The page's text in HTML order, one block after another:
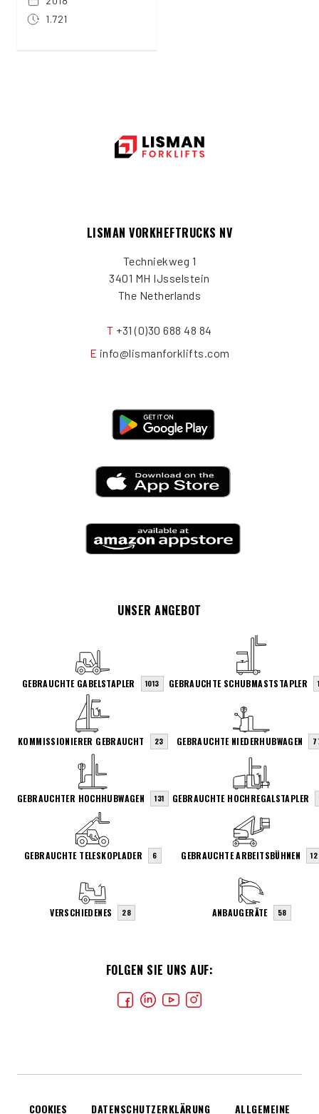
1.721
LISMAN VORKHEFTRUCKS NV
Techniekweg 1
3401 MH IJsselstein
The Netherlands
T +31 (0)30 688 48 84
E info@lismanforklifts.com
FOLGEN SIE UNS AUF:
UNSER ANGEBOT
GEBRAUCHTE GABELSTAPLER 1013 GEBRAUCHTE SCHUBMASTSTAPLER
KOMMISSIONIERER GEBRAUCHT 23 GEBRAUCHTE NIEDERHUBWAGEN
GEBRAUCHTER HOCHHUBWAGEN 131 GEBRAUCHTE HOCHREGALSTAPLER
GEBRAUCHTE TELESKOPLADER 6 GEBRAUCHTE ARBEITSBÜHNEN 12
VERSCHIEDENES 28 ANBAUGERÄTE 58
COOKIES DATENSCHUTZERKLÄRUNG ALLGEMEINE